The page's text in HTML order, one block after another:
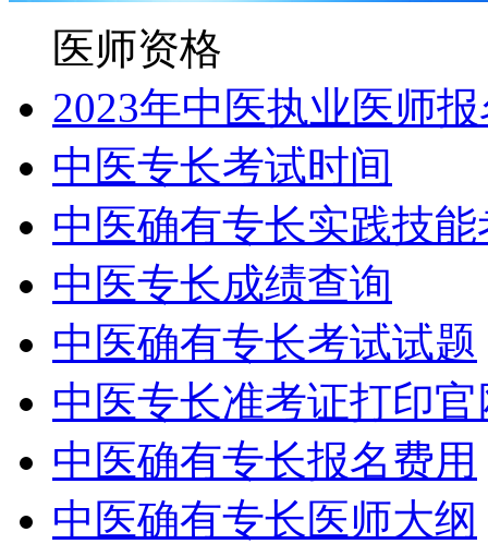
医师资格
2023年中医执业医师
中医专长考试时间
中医确有专长实践技
中医专长成绩查询
中医确有专长考试试题
中医专长准考证打印官
中医确有专长报名费用
中医确有专长医师大纲